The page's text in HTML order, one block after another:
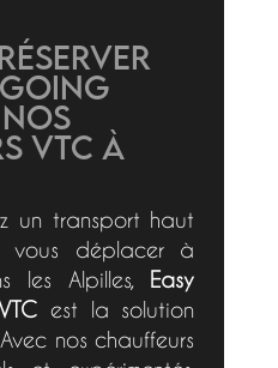
Going
VTC à
un transport haut
vous déplacer à
les Alpilles, Easy
est la solution
nos chauffeurs